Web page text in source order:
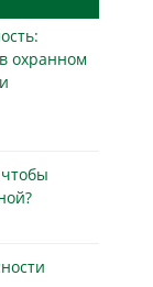
охранном